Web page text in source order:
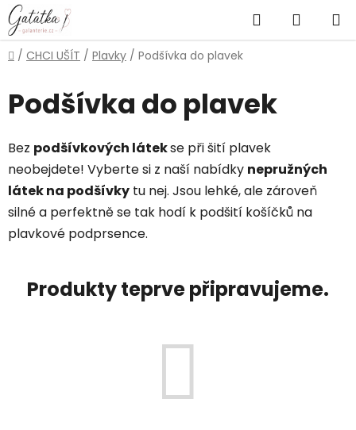
Přejít
na
obsah
Hledat
KOŠÍK
Domů
/ CHCI UŠÍT / Plavky / Podšívka do plavek
Podšívka do plavek
Bez podšívkových látekse při šití plavek
neobejdete! Vyberte si z naší nabídky nepružných
látek na podšívky tu nej. Jsou lehké, ale zároveň
silné a perfektně se tak hodí k podšití košíčků na
plavkové podprsence.
Produkty teprve připravujeme.